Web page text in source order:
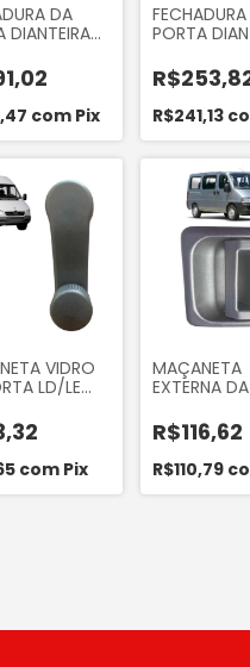
DA
DIANTEIRA
H100 1997
com Pix
PORTA
ELÉTRICA
RENAULT
2007 A 2013
R$241,13
VIDRO
LD/LE
MERCEDES
310 311 312
CDI
com Pix
MAÇANETA
EXTERNA
DUCATO A
DE 2002...
R$116,62
R$110,79